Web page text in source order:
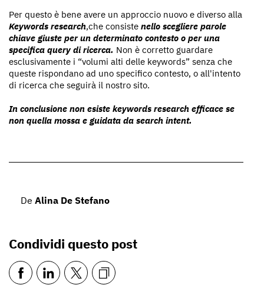
Per questo è bene avere un approccio nuovo e diverso alla
Keywords research,che consiste nello scegliere parole
chiave giuste per un determinato contesto o per una
specifica query di ricerca. Non è corretto guardare
esclusivamente i “volumi alti delle keywords” senza che
queste rispondano ad uno specifico contesto, o all'intento
di ricerca che seguirà il nostro sito.
In conclusione non esiste keywords research efficace se
non quella mossa e guidata da search intent.
De Alina De Stefano
Condividi questo post